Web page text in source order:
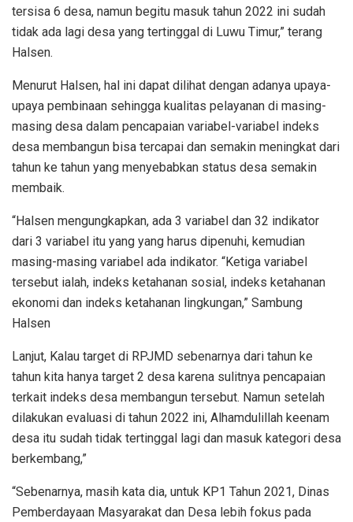
tersisa 6 desa, namun begitu masuk tahun 2022 ini sudah
tidak ada lagi desa yang tertinggal di Luwu Timur,” terang
Halsen.
Menurut Halsen, hal ini dapat dilihat dengan adanya upaya-
upaya pembinaan sehingga kualitas pelayanan di masing-
masing desa dalam pencapaian variabel-variabel indeks
desa membangun bisa tercapai dan semakin meningkat dari
tahun ke tahun yang menyebabkan status desa semakin
membaik.
“Halsen mengungkapkan, ada 3 variabel dan 32 indikator
dari 3 variabel itu yang yang harus dipenuhi, kemudian
masing-masing variabel ada indikator. “Ketiga variabel
tersebut ialah, indeks ketahanan sosial, indeks ketahanan
ekonomi dan indeks ketahanan lingkungan,” Sambung
Halsen
Lanjut, Kalau target di RPJMD sebenarnya dari tahun ke
tahun kita hanya target 2 desa karena sulitnya pencapaian
terkait indeks desa membangun tersebut. Namun setelah
dilakukan evaluasi di tahun 2022 ini, Alhamdulillah keenam
desa itu sudah tidak tertinggal lagi dan masuk kategori desa
berkembang,”
“Sebenarnya, masih kata dia, untuk KP1 Tahun 2021, Dinas
Pemberdayaan Masyarakat dan Desa lebih fokus pada